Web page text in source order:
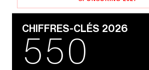
CHIFFRES-CLÉS 2026
550